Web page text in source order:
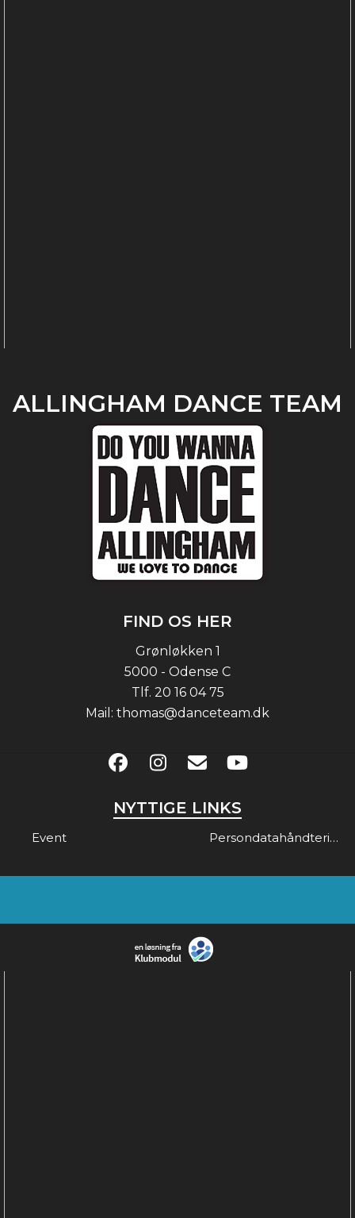
ALLINGHAM DANCE TEAM
FIND OS HER
Grønløkken 1
5000 - Odense C
Tlf. 20 16 04 75
Mail: thomas@danceteam.dk
NYTTIGE LINKS
Event Persondatahåndtering & Gdpr